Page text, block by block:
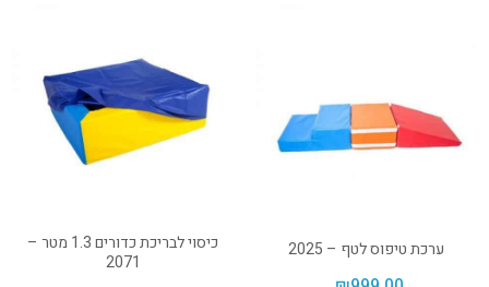
ערכת טיפוס לטף – 2025
כיסוי לבריכת כדורים 1.3 מטר –
2071